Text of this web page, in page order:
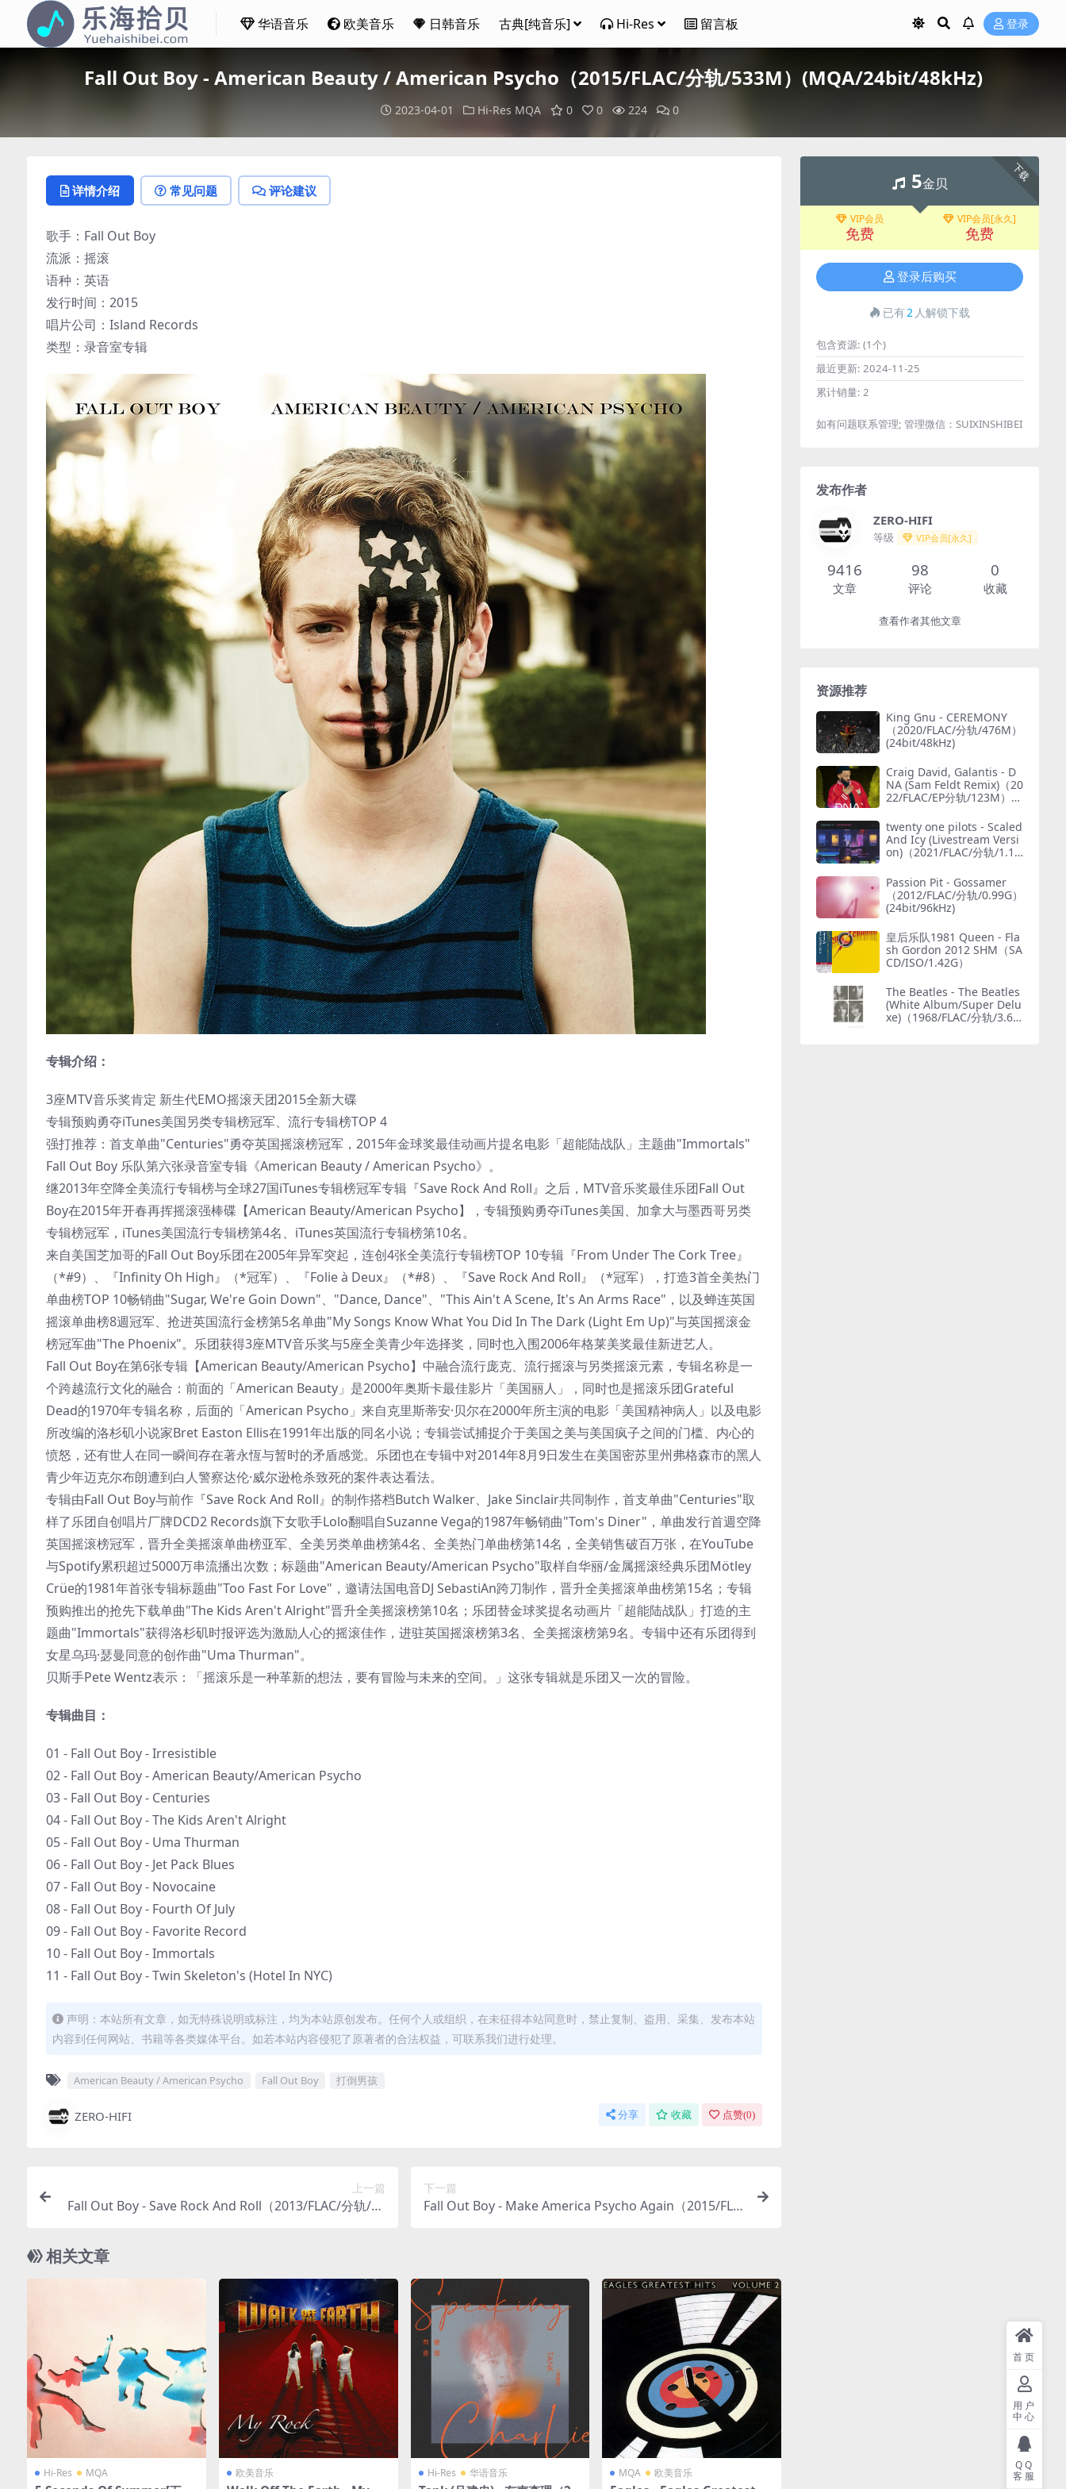
华语音乐 欧美音乐 日韩音乐 古典[纯音乐] Hi-Res 留言板 登录
Fall Out Boy - American Beauty / American Psycho（2015/FLAC/分轨/533M）(MQA/24bit/48kHz)
2023-04-01 Hi-Res MQA 0 0 224 0
详情介绍 常见问题 评论建议
歌手：Fall Out Boy
流派：摇滚
语种：英语
发行时间：2015
唱片公司：Island Records
类型：录音室专辑
专辑介绍：
3座MTV音乐奖肯定 新生代EMO摇滚天团2015全新大碟
专辑预购勇夺iTunes美国另类专辑榜冠军、流行专辑榜TOP 4
强打推荐：首支单曲"Centuries"勇夺英国摇滚榜冠军，2015年金球奖最佳动画片提名电影「超能陆战队」主题曲"Immortals"
Fall Out Boy 乐队第六张录音室专辑《American Beauty / American Psycho》。
继2013年空降全美流行专辑榜与全球27国iTunes专辑榜冠军专辑『Save Rock And Roll』之后，MTV音乐奖最佳乐团Fall Out
Boy在2015年开春再挥摇滚强棒碟【American Beauty/American Psycho】，专辑预购勇夺iTunes美国、加拿大与墨西哥另类
专辑榜冠军，iTunes美国流行专辑榜第4名、iTunes英国流行专辑榜第10名。
来自美国芝加哥的Fall Out Boy乐团在2005年异军突起，连创4张全美流行专辑榜TOP 10专辑『From Under The Cork Tree』
（*#9）、『Infinity Oh High』（*冠军）、『Folie à Deux』（*#8）、『Save Rock And Roll』（*冠军），打造3首全美热门
单曲榜TOP 10畅销曲"Sugar, We're Goin Down"、"Dance, Dance"、"This Ain't A Scene, It's An Arms Race"，以及蝉连英国
摇滚单曲榜8週冠军、抢进英国流行金榜第5名单曲"My Songs Know What You Did In The Dark (Light Em Up)"与英国摇滚金
榜冠军曲"The Phoenix"。乐团获得3座MTV音乐奖与5座全美青少年选择奖，同时也入围2006年格莱美奖最佳新进艺人。
Fall Out Boy在第6张专辑【American Beauty/American Psycho】中融合流行庞克、流行摇滚与另类摇滚元素，专辑名称是一
个跨越流行文化的融合：前面的「American Beauty」是2000年奥斯卡最佳影片「美国丽人」，同时也是摇滚乐团Grateful
Dead的1970年专辑名称，后面的「American Psycho」来自克里斯蒂安·贝尔在2000年所主演的电影「美国精神病人」以及电影
所改编的洛杉矶小说家Bret Easton Ellis在1991年出版的同名小说；专辑尝试捕捉介于美国之美与美国疯子之间的门槛、内心的
愤怒，还有世人在同一瞬间存在著永恆与暂时的矛盾感觉。乐团也在专辑中对2014年8月9日发生在美国密苏里州弗格森市的黑人
青少年迈克尔布朗遭到白人警察达伦·威尔逊枪杀致死的案件表达看法。
专辑由Fall Out Boy与前作『Save Rock And Roll』的制作搭档Butch Walker、Jake Sinclair共同制作，首支单曲"Centuries"取
样了乐团自创唱片厂牌DCD2 Records旗下女歌手Lolo翻唱自Suzanne Vega的1987年畅销曲"Tom's Diner"，单曲发行首週空降
英国摇滚榜冠军，晋升全美摇滚单曲榜亚军、全美另类单曲榜第4名、全美热门单曲榜第14名，全美销售破百万张，在YouTube
与Spotify累积超过5000万串流播出次数；标题曲"American Beauty/American Psycho"取样自华丽/金属摇滚经典乐团Mötley
Crüe的1981年首张专辑标题曲"Too Fast For Love"，邀请法国电音DJ SebastiAn跨刀制作，晋升全美摇滚单曲榜第15名；专辑
预购推出的抢先下载单曲"The Kids Aren't Alright"晋升全美摇滚榜第10名；乐团替金球奖提名动画片「超能陆战队」打造的主
题曲"Immortals"获得洛杉矶时报评选为激励人心的摇滚佳作，进驻英国摇滚榜第3名、全美摇滚榜第9名。专辑中还有乐团得到
女星乌玛·瑟曼同意的创作曲"Uma Thurman"。
贝斯手Pete Wentz表示：「摇滚乐是一种革新的想法，要有冒险与未来的空间。」这张专辑就是乐团又一次的冒险。
专辑曲目：
01 - Fall Out Boy - Irresistible
02 - Fall Out Boy - American Beauty/American Psycho
03 - Fall Out Boy - Centuries
04 - Fall Out Boy - The Kids Aren't Alright
05 - Fall Out Boy - Uma Thurman
06 - Fall Out Boy - Jet Pack Blues
07 - Fall Out Boy - Novocaine
08 - Fall Out Boy - Fourth Of July
09 - Fall Out Boy - Favorite Record
10 - Fall Out Boy - Immortals
11 - Fall Out Boy - Twin Skeleton's (Hotel In NYC)
声明：本站所有文章，如无特殊说明或标注，均为本站原创发布。任何个人或组织，在未征得本站同意时，禁止复制、盗用、采集、发布本站
内容到任何网站、书籍等各类媒体平台。如若本站内容侵犯了原著者的合法权益，可联系我们进行处理。
American Beauty / American Psycho Fall Out Boy 打倒男孩
ZERO-HIFI 分享 收藏 点赞(0)
上一篇
Fall Out Boy - Save Rock And Roll（2013/FLAC/分轨/34
下一篇
Fall Out Boy - Make America Psycho Again（2015/FLA
相关文章
Hi-Res MQA 欧美音乐 Hi-Res 华语音乐 MQA 欧美音乐
下载
5金贝
VIP会员
免费
VIP会员[永久]
免费
登录后购买
已有2 人解锁下载
包含资源: (1个)
最近更新: 2024-11-25
累计销量: 2
如有问题联系管理; 管理微信：SUIXINSHIBEI
发布作者
ZERO-HIFI
等级 VIP会员[永久]
9416
文章
98
评论
0
收藏
查看作者其他文章
资源推荐
King Gnu - CEREMONY
（2020/FLAC/分轨/476M）
(24bit/48kHz)
Craig David, Galantis - D
NA (Sam Feldt Remix)（20
22/FLAC/EP分轨/123M）
twenty one pilots - Scaled
And Icy (Livestream Versi
on)（2021/FLAC/分轨/1.15
Passion Pit - Gossamer
（2012/FLAC/分轨/0.99G）
(24bit/96kHz)
皇后乐队1981 Queen - Fla
sh Gordon 2012 SHM（SA
CD/ISO/1.42G）
The Beatles - The Beatles
(White Album/Super Delu
xe)（1968/FLAC/分轨/3.69
首页
用户
中心
QQ
客服